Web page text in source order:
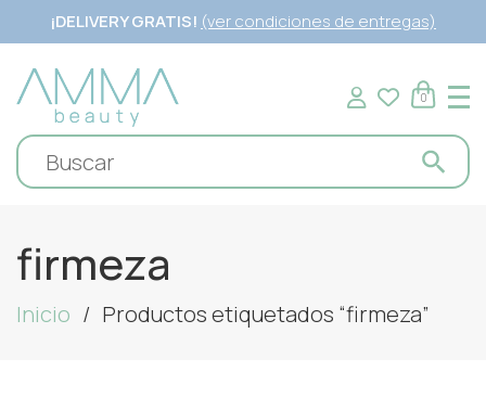
¡DELIVERY GRATIS! (ver condiciones de entregas)
0
firmeza
Inicio Productos etiquetados “firmeza”